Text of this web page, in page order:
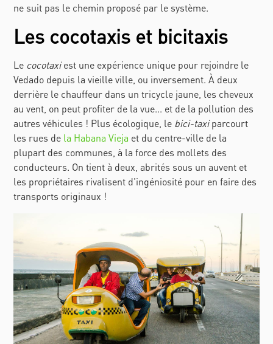
ne suit pas le chemin proposé par le système.
Les cocotaxis et bicitaxis
Le cocotaxiest une expérience unique pour rejoindre le
Vedado depuis la vieille ville, ou inversement. À deux
derrière le chauffeur dans un tricycle jaune, les cheveux
au vent, on peut profiter de la vue... et de la pollution des
autres véhicules ! Plus écologique, le bici-taxiparcourt
les rues de la Habana Vieja et du centre-ville de la
plupart des communes, à la force des mollets des
conducteurs. On tient à deux, abrités sous un auvent et
les propriétaires rivalisent d'ingéniosité pour en faire des
transports originaux !